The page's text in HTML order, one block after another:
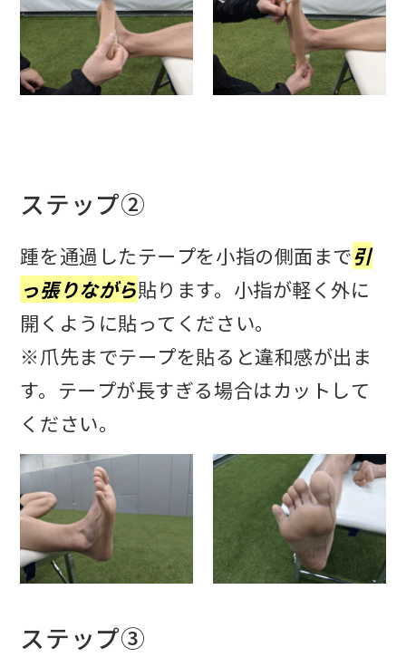
ステップ②
踵を通過したテープを小指の側面まで引
っ張りながら貼ります。小指が軽く外に
開くように貼ってください。
※爪先までテープを貼ると違和感が出ま
す。テープが長すぎる場合はカットして
ください。
ステップ③